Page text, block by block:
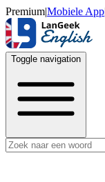
Premium|Mobiele App
Toggle navigation